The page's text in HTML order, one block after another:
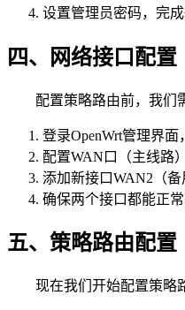
设置管理员密码，完
四、网络接口配置
配置策略路由前，我们
登录OpenWrt管理界面
配置WAN口（主线路
添加新接口WAN2（
确保两个接口都能正
五、策略路由配置
现在我们开始配置策略